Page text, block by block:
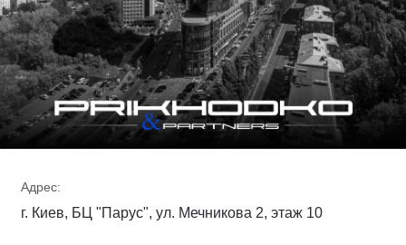
Адрес:
г. Киев, БЦ "Парус", ул. Мечникова 2, этаж 10